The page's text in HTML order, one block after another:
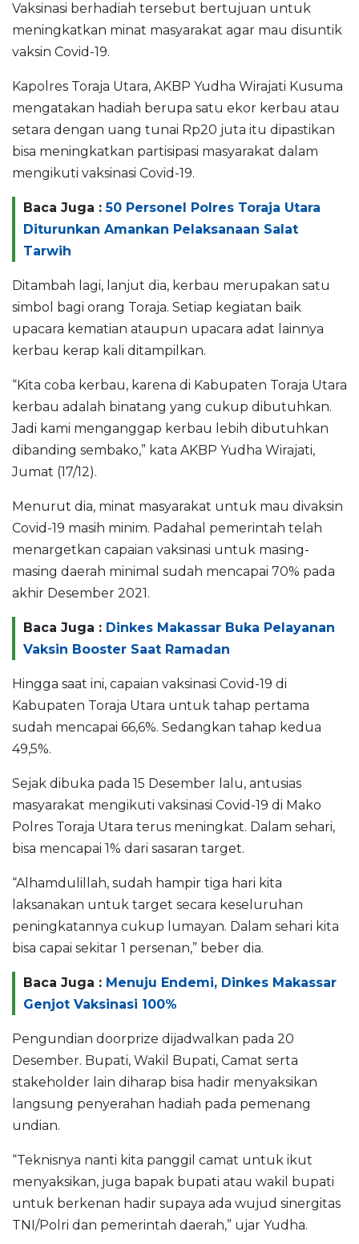
Vaksinasi berhadiah tersebut bertujuan untuk
meningkatkan minat masyarakat agar mau disuntik
vaksin Covid-19.
Kapolres Toraja Utara, AKBP Yudha Wirajati Kusuma
mengatakan hadiah berupa satu ekor kerbau atau
setara dengan uang tunai Rp20 juta itu dipastikan
bisa meningkatkan partisipasi masyarakat dalam
mengikuti vaksinasi Covid-19.
Baca Juga :50 Personel Polres Toraja Utara
Diturunkan Amankan Pelaksanaan Salat
Tarwih
Ditambah lagi, lanjut dia, kerbau merupakan satu
simbol bagi orang Toraja. Setiap kegiatan baik
upacara kematian ataupun upacara adat lainnya
kerbau kerap kali ditampilkan.
“Kita coba kerbau, karena di Kabupaten Toraja Utara
kerbau adalah binatang yang cukup dibutuhkan.
Jadi kami menganggap kerbau lebih dibutuhkan
dibanding sembako,” kata AKBP Yudha Wirajati,
Jumat (17/12).
Menurut dia, minat masyarakat untuk mau divaksin
Covid-19 masih minim. Padahal pemerintah telah
menargetkan capaian vaksinasi untuk masing-
masing daerah minimal sudah mencapai 70% pada
akhir Desember 2021.
Baca Juga : Dinkes Makassar Buka Pelayanan
Vaksin Booster Saat Ramadan
Hingga saat ini, capaian vaksinasi Covid-19 di
Kabupaten Toraja Utara untuk tahap pertama
sudah mencapai 66,6%. Sedangkan tahap kedua
49,5%.
Sejak dibuka pada 15 Desember lalu, antusias
masyarakat mengikuti vaksinasi Covid-19 di Mako
Polres Toraja Utara terus meningkat. Dalam sehari,
bisa mencapai 1% dari sasaran target.
“Alhamdulillah, sudah hampir tiga hari kita
laksanakan untuk target secara keseluruhan
peningkatannya cukup lumayan. Dalam sehari kita
bisa capai sekitar 1 persenan,” beber dia.
Baca Juga : Menuju Endemi, Dinkes Makassar
Genjot Vaksinasi 100%
Pengundian doorprize dijadwalkan pada 20
Desember. Bupati, Wakil Bupati, Camat serta
stakeholder lain diharap bisa hadir menyaksikan
langsung penyerahan hadiah pada pemenang
undian.
“Teknisnya nanti kita panggil camat untuk ikut
menyaksikan, juga bapak bupati atau wakil bupati
untuk berkenan hadir supaya ada wujud sinergitas
TNI/Polri dan pemerintah daerah,” ujar Yudha.